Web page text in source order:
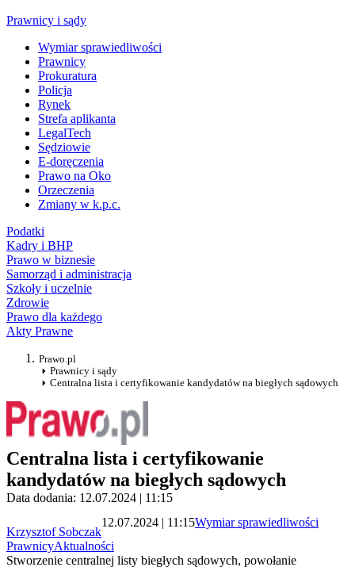
Prawnicy i sądy
Wymiar sprawiedliwości
Prawnicy
Prokuratura
Policja
Rynek
Strefa aplikanta
LegalTech
Sędziowie
E-doręczenia
Prawo na Oko
Orzeczenia
Zmiany w k.p.c.
Podatki
Kadry i BHP
Prawo w biznesie
Samorząd i administracja
Szkoły i uczelnie
Zdrowie
Prawo dla każdego
Akty Prawne
Prawo.pl
Prawnicy i sądy
Centralna lista i certyfikowanie kandydatów na biegłych sądowych
Centralna lista i certyfikowanie
kandydatów na biegłych sądowych
Data dodania: 12.07.2024 | 11:15
Krzysztof Sobczak
12.07.2024 | 11:15Wymiar sprawiedliwości
PrawnicyAktualności
Stworzenie centralnej listy biegłych sądowych, powołanie